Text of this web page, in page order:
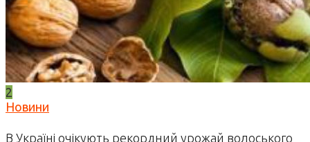
2
Новини
В Україні очікують рекордний урожай волоського